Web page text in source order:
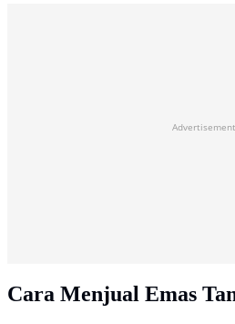
Advertisement
Cara Menjual Emas